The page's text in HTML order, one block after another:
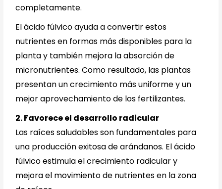
completamente.
El ácido fúlvico ayuda a convertir estos
nutrientes en formas más disponibles para la
planta y también mejora la absorción de
micronutrientes. Como resultado, las plantas
presentan un crecimiento más uniforme y un
mejor aprovechamiento de los fertilizantes.
2. Favorece el desarrollo radicular
Las raíces saludables son fundamentales para
una producción exitosa de arándanos. El ácido
fúlvico estimula el crecimiento radicular y
mejora el movimiento de nutrientes en la zona